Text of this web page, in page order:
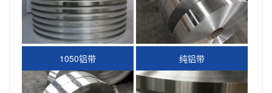
1050铝带 纯铝带